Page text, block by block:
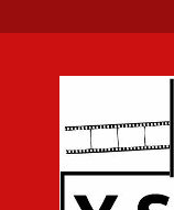
content